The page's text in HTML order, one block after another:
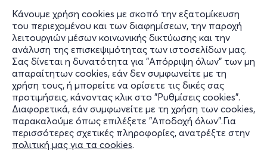
Κάνουμε χρήση cookies με σκοπό την εξατομίκευση
του περιεχομένου και των διαφημίσεων, την παροχή
λειτουργιών μέσων κοινωνικής δικτύωσης και την
ανάλυση της επισκεψιμότητας των ιστοσελίδων μας.
Σας δίνεται η δυνατότητα για "Απόρριψη όλων" των μη
απαραίτητων cookies, εάν δεν συμφωνείτε με τη
χρήση τους, ή μπορείτε να ορίσετε τις δικές σας
προτιμήσεις, κάνοντας κλικ στο "Ρυθμίσεις cookies".
Διαφορετικά, εάν συμφωνείτε με τη χρήση των cookies,
παρακαλούμε όπως επιλέξετε "Αποδοχή όλων".Για
περισσότερες σχετικές πληροφορίες, ανατρέξτε στην
πολιτική μας για τα cookies.
Πληροφορίες
Υποστήριξη
Stay Connected